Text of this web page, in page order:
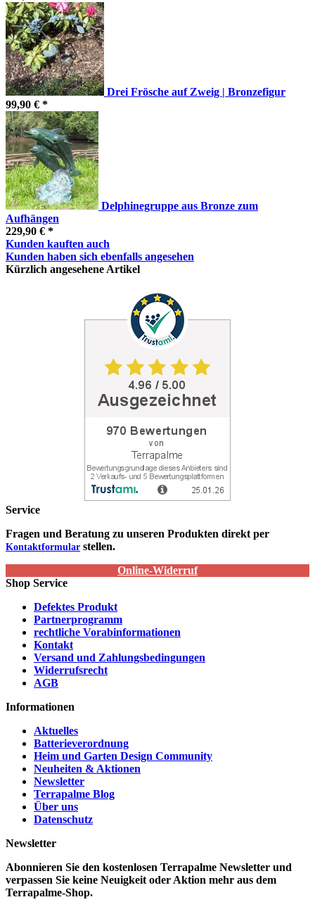
Drei Frösche auf Zweig | Bronzefigur
99,90 € *
Delphinegruppe aus Bronze zum
Aufhängen
229,90 € *
Kunden kauften auch
Kunden haben sich ebenfalls angesehen
Kürzlich angesehene Artikel
Service
Fragen und Beratung zu unseren Produkten direkt per
Kontaktformular stellen.
Online-Widerruf
Shop Service
Defektes Produkt
Partnerprogramm
rechtliche Vorabinformationen
Kontakt
Versand und Zahlungsbedingungen
Widerrufsrecht
AGB
Informationen
Aktuelles
Batterieverordnung
Heim und Garten Design Community
Neuheiten & Aktionen
Newsletter
Terrapalme Blog
Über uns
Datenschutz
Newsletter
Abonnieren Sie den kostenlosen Terrapalme Newsletter und
verpassen Sie keine Neuigkeit oder Aktion mehr aus dem
Terrapalme-Shop.